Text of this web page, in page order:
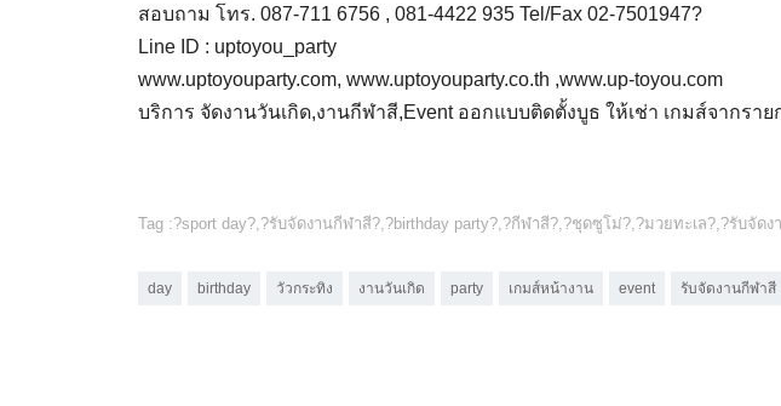
สอบถาม โทร. 087-711 6756 , 081-4422 935 Tel/Fax 02-7501947?
Line ID : uptoyou_party
www.uptoyouparty.com, www.uptoyouparty.co.th ,www.up-toyou.com
บริการ จัดงานวันเกิด,งานกีฬาสี,Event ออกแบบติดตั้งบูธ ให้เช่า เกมส์จากรา
Tag :?sport day?,?รับจัดงานกีฬาสี?,?birthday party?,?กีฬาสี?,?ชุดซูโม่?,?มวยทะเล?,?รับจัดง
day birthday วัวกระทิง งานวันเกิด party เกมส์หน้างาน event รับจัดงานกีฬาสี